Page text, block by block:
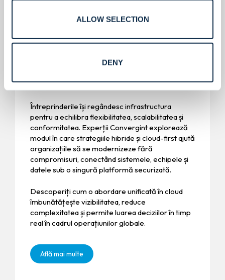
ALLOW SELECTION
DENY
Modernizarea cloud-ului.
Întreprinderile își regândesc infrastructura
pentru a echilibra flexibilitatea, scalabilitatea și
conformitatea. Experții Convergint explorează
modul în care strategiile hibride și cloud-first ajută
organizațiile să se modernizeze fără
compromisuri, conectând sistemele, echipele și
datele sub o singură platformă securizată.
Descoperiți cum o abordare unificată în cloud
îmbunătățește vizibilitatea, reduce
complexitatea și permite luarea deciziilor în timp
real în cadrul operațiunilor globale.
Află mai multe